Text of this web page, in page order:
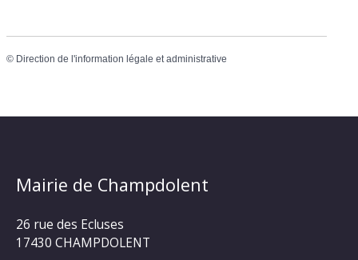
© Direction de l'information légale et administrative
Mairie de Champdolent
26 rue des Ecluses
17430 CHAMPDOLENT